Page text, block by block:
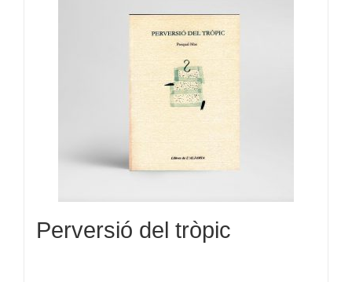
Perversió del tròpic